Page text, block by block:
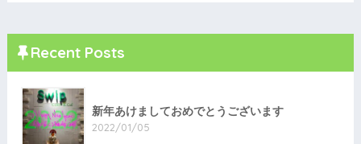
Recent Posts
新年あけましておめでとうございます
2022/01/05